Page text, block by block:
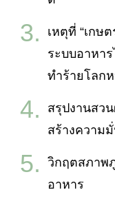
เหตุที่ “เกษ
ระบบอาหา
ทำร้ายโลก
สรุปงานสว
สร้างความ
วิกฤตสภาพ
อาหาร